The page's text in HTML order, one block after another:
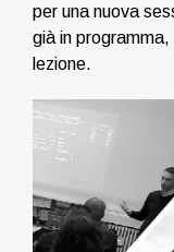
per una nuova
già in programma,
lezione.